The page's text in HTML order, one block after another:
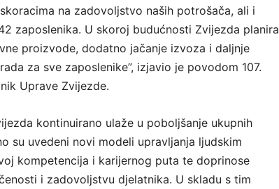
na zadovoljstvo naših potrošača, ali i
zaposlenika. U skoroj budućnosti Zvijezda planira
proizvode, dodatno jačanje izvoza i daljnje
za sve zaposlenike”, izjavio je povodom 107.
Uprave Zvijezde.
kontinuirano ulaže u poboljšanje ukupnih
su uvedeni novi modeli upravljanja ljudskim
kompetencija i karijernog puta te doprinose
i zadovoljstvu djelatnika. U skladu s tim